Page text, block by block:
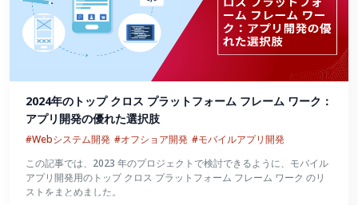
2024年のトップ クロス プラットフォーム フレーム ワーク：
アプリ開発の優れた選択肢
#Webシステム開発 #オフショア開発 #モバイルアプリ開発
この記事では、2023 年のプロジェクトで検討できるように、モバイル
アプリ開発用のトップ クロス プラットフォーム フレーム ワーク のリ
ストをまとめました。